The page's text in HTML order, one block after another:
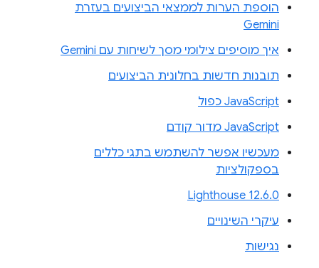
הוספת הערות לממצאי הביצועים בעזרת
Gemini
איך מוסיפים צילומי מסך לשיחות עם Gemini
תובנות חדשות בחלונית הביצועים
JavaScript כפול
JavaScript מדור קודם
מעכשיו אפשר להשתמש בתגי כללים
בספקולציות
Lighthouse 12.6.0
עיקרי השינויים
נגישות